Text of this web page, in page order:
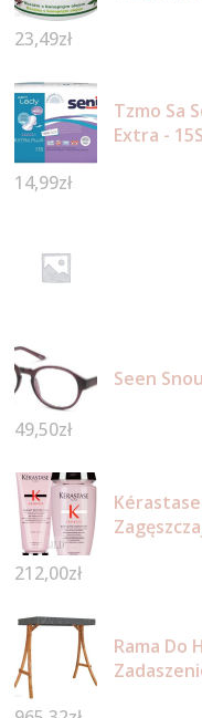
23,49zł
Tzmo Sa
Extra -
14,99zł
Seen
49,50zł
212,00zł
Rama Do